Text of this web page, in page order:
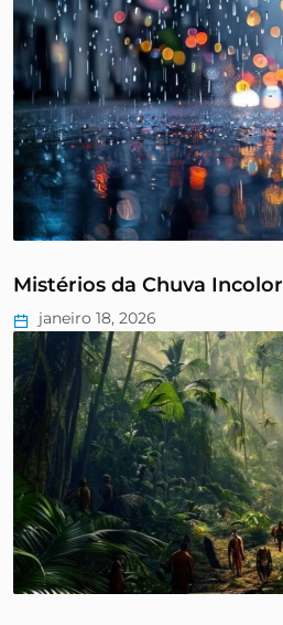
Mistérios da Chuva Incolor
janeiro 18, 2026